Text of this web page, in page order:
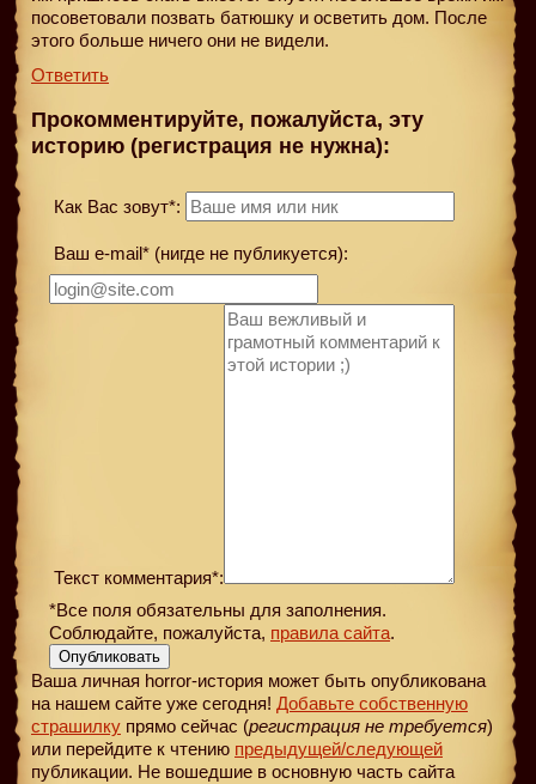
посоветовали позвать батюшку и осветить дом. После
этого больше ничего они не видели.
Ответить
Прокомментируйте, пожалуйста, эту
историю (регистрация не нужна):
Как Вас зовут*:
Ваш e-mail* (нигде не публикуется):
Текст комментария*:
*Все поля обязательны для заполнения.
Соблюдайте, пожалуйста, правила сайта.
Опубликовать
Ваша личная horror-история может быть опубликована
на нашем сайте уже сегодня! Добавьте собственную
страшилку прямо сейчас (регистрация не требуется)
или перейдите к чтению предыдущей/следующей
публикации. Не вошедшие в основную часть сайта